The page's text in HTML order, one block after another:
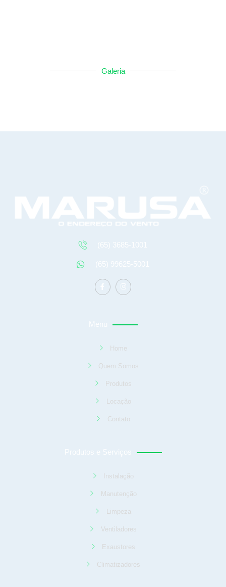
Galeria
(65) 3685-1001
(65) 99625-5001
Menu
Home
Quem Somos
Produtos
Locação
Contato
Produtos e Serviços
Instalação
Manutenção
Limpeza
Ventiladores
Exaustores
Climatizadores